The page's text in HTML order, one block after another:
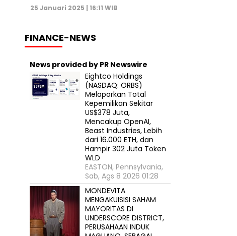
25 Januari 2025 | 16:11 WIB
FINANCE-NEWS
News provided by PR Newswire
Eightco Holdings
(NASDAQ: ORBS)
Melaporkan Total
Kepemilikan Sekitar
US$378 Juta,
Mencakup OpenAI,
Beast Industries, Lebih
dari 16.000 ETH, dan
Hampir 302 Juta Token
WLD
EASTON, Pennsylvania,
Sab, Ags 8 2026 01:28
MONDEVITA
MENGAKUISISI SAHAM
MAYORITAS DI
UNDERSCORE DISTRICT,
PERUSAHAAN INDUK